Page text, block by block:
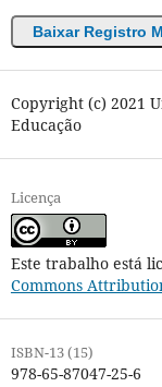
Baixar Registro
Copyright (c) 2021
Educação
Licença
Este trabalho está
Commons
ISBN-13 (15)
978-65-87047-25-6